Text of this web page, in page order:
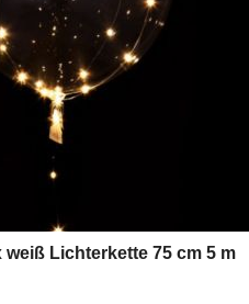
weiß Lichterkette 75 cm 5 m
options chosen on the product page